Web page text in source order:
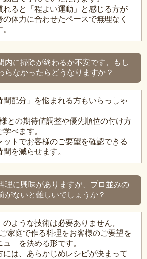
れると「程よい運動」と感じる方が
の体力に合わせたペースで無理なく
内に掃除が終わるか不安です。もし
らなかったらどうなりますか？
間配分」を悩まれる方もいらっしゃ
との期待値調整や優先順位の付け方
べます。
ットでお客様のご要望を確認できる
を減らせます。
理に興味がありますが、プロ並みの
がないと難しいでしょうか？
のような技術は必要ありません。
家庭で作る料理をお客様のご要望を
ーを決める形です。
には、あらかじめレシピが決まって